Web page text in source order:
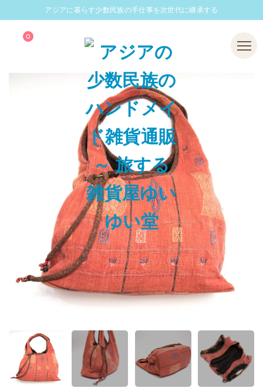
アジアに暮らす少数民族の手仕事を次世代に継承する
0 Menu